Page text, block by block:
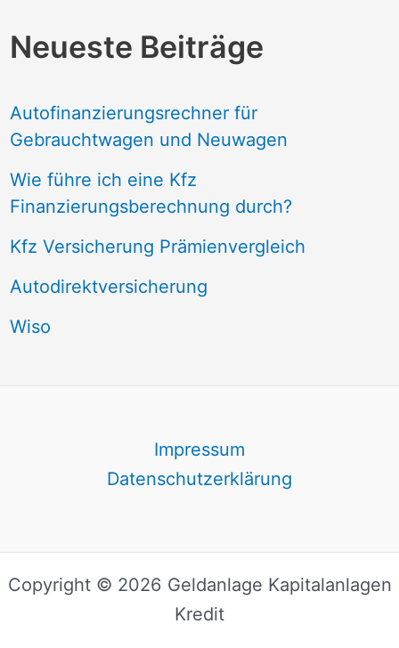
Neueste Beiträge
Autofinanzierungsrechner für
Gebrauchtwagen und Neuwagen
Wie führe ich eine Kfz
Finanzierungsberechnung durch?
Kfz Versicherung Prämienvergleich
Autodirektversicherung
Wiso
Impressum
Datenschutzerklärung
Copyright © 2026 Geldanlage Kapitalanlagen
Kredit